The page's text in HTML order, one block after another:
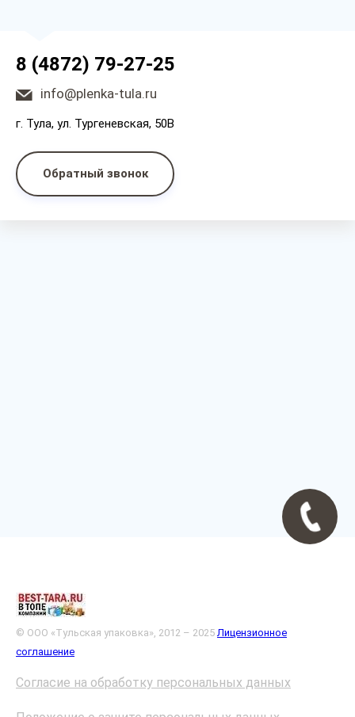
8 (4872) 79-27-25
info@plenka-tula.ru
г. Тула, ул. Тургеневская, 50В
Обратный звонок
© ООО «Тульская упаковка», 2012 – 2025 Лицензионное
соглашение
Согласие на обработку персональных данных